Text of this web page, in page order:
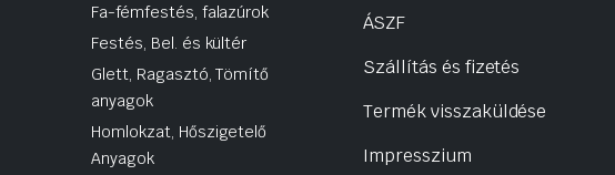
Fa-fémfestés, falazúrok
Festés, Bel. és kültér
Glett, Ragasztó, Tömítő
anyagok
Homlokzat, Hőszigetelő
Anyagok
ÁSZF
Szállítás és fizetés
Termék visszaküldése
Impresszium